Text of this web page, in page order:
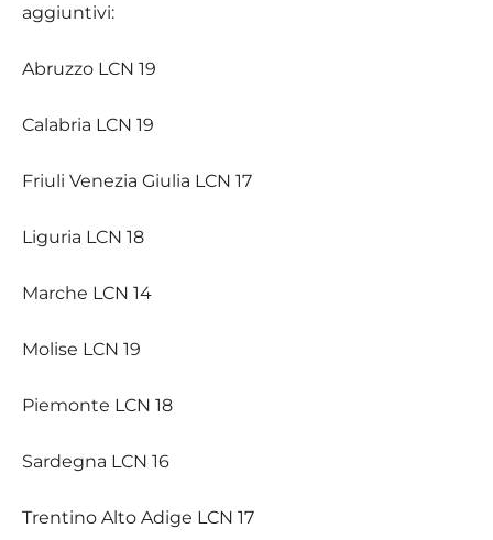
aggiuntivi:
Abruzzo LCN 19
Calabria LCN 19
Friuli Venezia Giulia LCN 17
Liguria LCN 18
Marche LCN 14
Molise LCN 19
Piemonte LCN 18
Sardegna LCN 16
Trentino Alto Adige LCN 17